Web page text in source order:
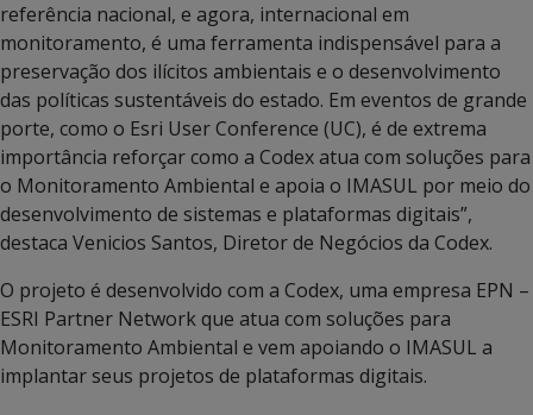
referência nacional, e agora, internacional em
monitoramento, é uma ferramenta indispensável para a
preservação dos ilícitos ambientais e o desenvolvimento
das políticas sustentáveis do estado. Em eventos de grande
porte, como o Esri User Conference (UC), é de extrema
importância reforçar como a Codex atua com soluções para
o Monitoramento Ambiental e apoia o IMASUL por meio do
desenvolvimento de sistemas e plataformas digitais”,
destaca Venicios Santos, Diretor de Negócios da Codex.
O projeto é desenvolvido com a Codex, uma empresa EPN –
ESRI Partner Network que atua com soluções para
Monitoramento Ambiental e vem apoiando o IMASUL a
implantar seus projetos de plataformas digitais.